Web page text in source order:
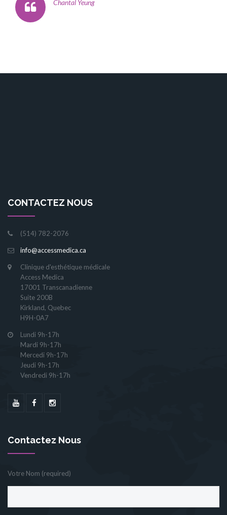
Chantal Yeung
CONTACTEZ NOUS
(514) 782-2076
info@accessmedica.ca
Clinique d'esthétique médicale
Access Medica
17001 Transcanadienne
Suite 200B
Kirkland, Quebec
H9H-0A7
Lundi 9h-17h
Mardi 9h-17h
Mercedi 9h-17h
Jeudi 9h-17h
Vendredi 9h-17h
Contactez Nous
Votre Nom (required)